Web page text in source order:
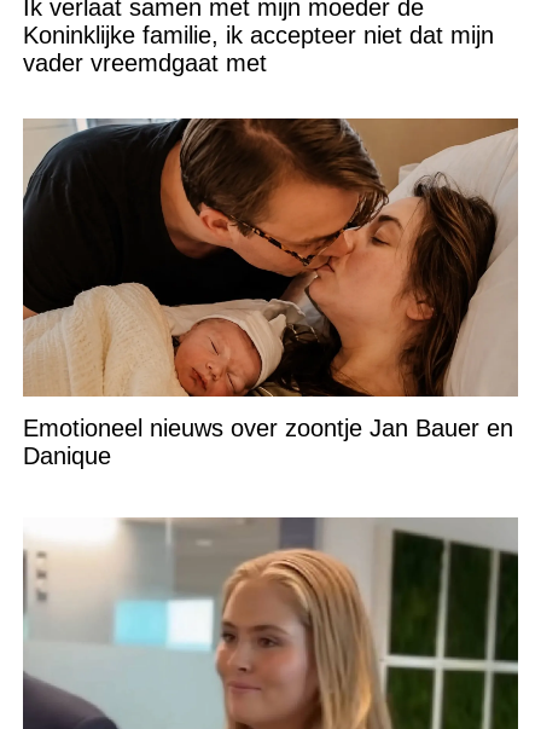
Ik verlaat samen met mijn moeder de
Koninklijke familie, ik accepteer niet dat mijn
vader vreemdgaat met
Emotioneel nieuws over zoontje Jan Bauer en
Danique